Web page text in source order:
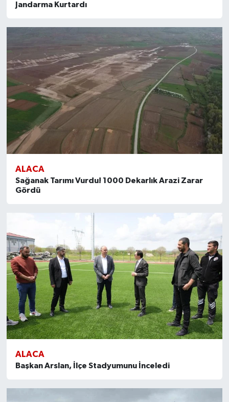
Jandarma Kurtardı
ALACA
Sağanak Tarımı Vurdu! 1000 Dekarlık Arazi Zarar
Gördü
ALACA
Başkan Arslan, İlçe Stadyumunu İnceledi